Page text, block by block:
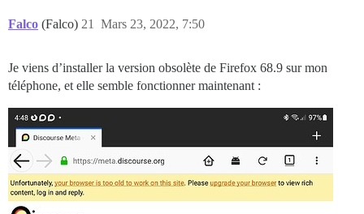
Falco (Falco) Mars 23, 2022, 7:50
21
Je viens d’installer la version obsolète de Firefox 68.9 sur mon
téléphone, et elle semble fonctionner maintenant :